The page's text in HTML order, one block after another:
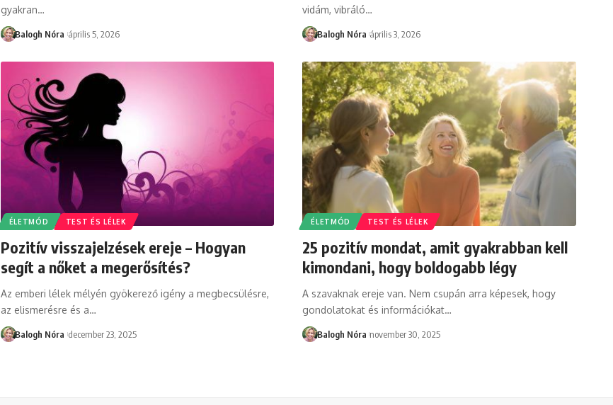
gyakran…
Balogh Nóra április 5, 2026
vidám, vibráló…
Balogh Nóra április 3, 2026
ÉLETMÓD TEST ÉS LÉLEK
Pozitív visszajelzések ereje – Hogyan
segít a nőket a megerősítés?
Az emberi lélek mélyén gyökerező igény a megbecsülésre,
az elismerésre és a…
Balogh Nóra december 23, 2025
ÉLETMÓD TEST ÉS LÉLEK
25 pozitív mondat, amit gyakrabban kell
kimondani, hogy boldogabb légy
A szavaknak ereje van. Nem csupán arra képesek, hogy
gondolatokat és információkat…
Balogh Nóra november 30, 2025